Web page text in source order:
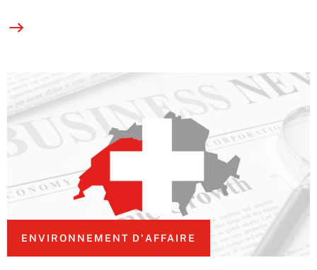
ENVIRONNEMENT D'AFFAIRE